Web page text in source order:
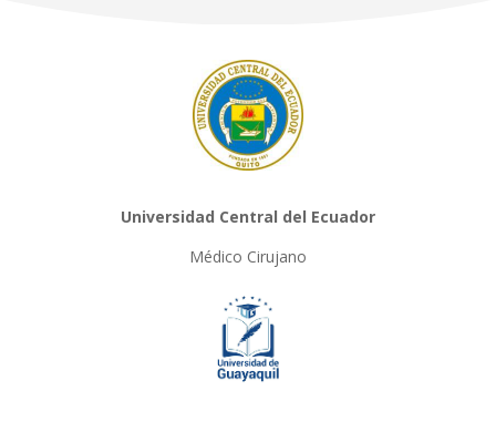
Universidad Central del Ecuador
Médico Cirujano